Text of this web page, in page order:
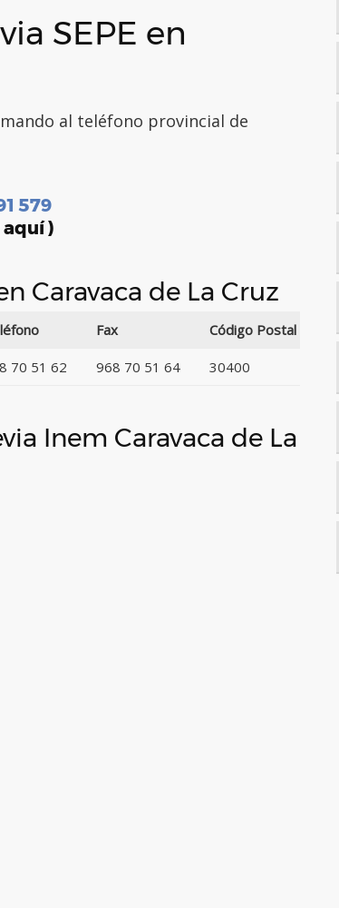
SEPE en
al teléfono provincial de
579
)
Caravaca de La Cruz
Fax Código Postal
70 51 62 968 70 51 64 30400
Inem Caravaca de La